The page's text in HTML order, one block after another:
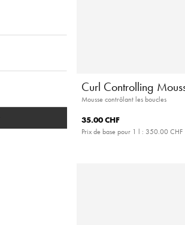
Curl Controlling
Mousse contrôlant les boucles
35.00 CHF
Prix de base pour 1 l : 350.00 CHF